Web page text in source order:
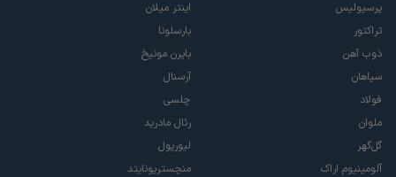
پرسپولیس
تراکتور
ذوب آهن
سپاهان
فولاد
ملوان
گل‌گهر
آلومینیوم اراک
اینتر میلان
بارسلونا
بایرن مونیخ
آرسنال
چلسی
رئال مادرید
لیورپول
منچستریونایتد